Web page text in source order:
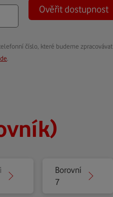
Ověřit dostupnost
číslo, které budeme zpracovávat
Borovník
7